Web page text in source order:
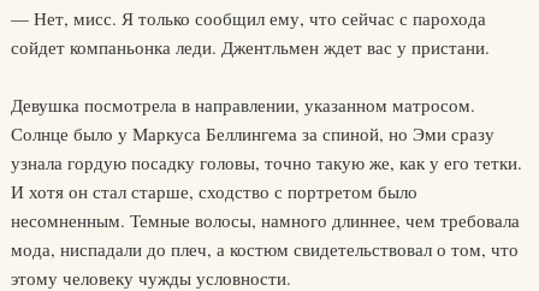
— Нет, мисс. Я только сообщил ему, что сейчас с парохода
сойдет компаньонка леди. Джентльмен ждет вас у пристани.
Девушка посмотрела в направлении, указанном матросом.
Солнце было у Маркуса Беллингема за спиной, но Эми сразу
узнала гордую посадку головы, точно такую же, как у его тетки.
И хотя он стал старше, сходство с портретом было
несомненным. Темные волосы, намного длиннее, чем требовала
мода, ниспадали до плеч, а костюм свидетельствовал о том, что
этому человеку чужды условности.